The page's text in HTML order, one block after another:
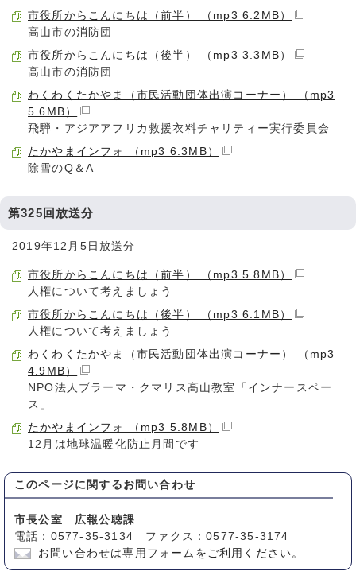
市役所からこんにちは（前半） （mp3 6.2MB）
高山市の消防団
市役所からこんにちは（後半） （mp3 3.3MB）
高山市の消防団
わくわくたかやま（市民活動団体出演コーナー） （mp3
5.6MB）
飛騨・アジアアフリカ救援衣料チャリティー実行委員会
たかやまインフォ （mp3 6.3MB）
除雪のQ＆A
第325回放送分
2019年12月5日放送分
市役所からこんにちは（前半） （mp3 5.8MB）
人権について考えましょう
市役所からこんにちは（後半） （mp3 6.1MB）
人権について考えましょう
わくわくたかやま（市民活動団体出演コーナー） （mp3
4.9MB）
NPO法人ブラーマ・クマリス高山教室「インナースペー
ス」
たかやまインフォ （mp3 5.8MB）
12月は地球温暖化防止月間です
このページに関する お問い合わせ
市長公室 広報公聴課
電話：0577-35-3134 ファクス：0577-35-3174
お問い合わせは専用フォームをご利用ください。